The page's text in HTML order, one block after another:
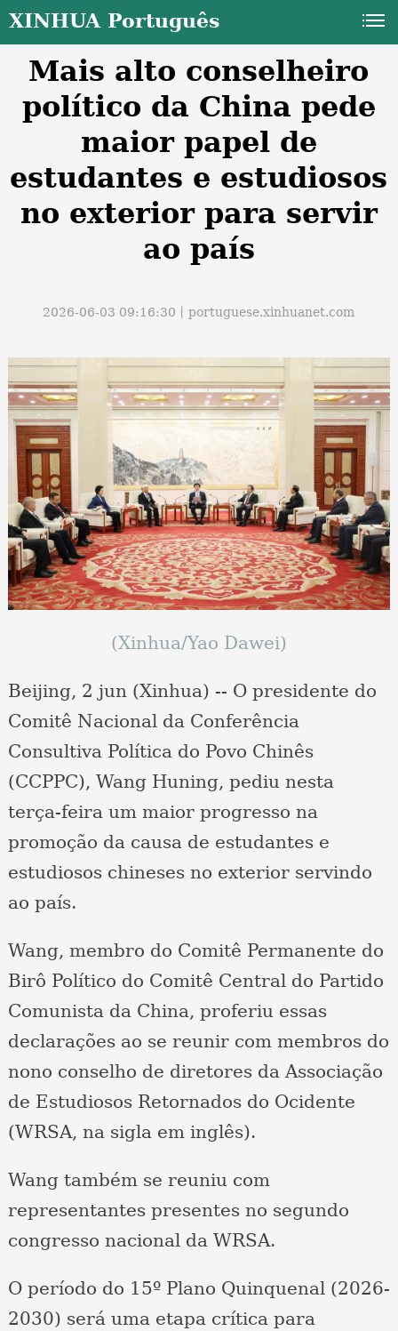
XINHUA Português
Mais alto conselheiro
político da China pede
maior papel de
estudantes e estudiosos
no exterior para servir
ao país
2026-06-03 09:16:30丨portuguese.xinhuanet.com
(Xinhua/Yao Dawei)
Beijing, 2 jun (Xinhua) -- O presidente do
Comitê Nacional da Conferência
Consultiva Política do Povo Chinês
(CCPPC), Wang Huning, pediu nesta
terça-feira um maior progresso na
promoção da causa de estudantes e
estudiosos chineses no exterior servindo
ao país.
Wang, membro do Comitê Permanente do
Birô Político do Comitê Central do Partido
Comunista da China, proferiu essas
declarações ao se reunir com membros do
nono conselho de diretores da Associação
de Estudiosos Retornados do Ocidente
(WRSA, na sigla em inglês).
Wang também se reuniu com
representantes presentes no segundo
congresso nacional da WRSA.
O período do 15º Plano Quinquenal (2026-
2030) será uma etapa crítica para